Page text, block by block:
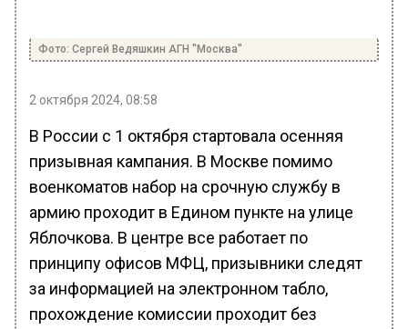
Фото: Сергей Ведяшкин АГН "Москва"
2 октября 2024, 08:58
В России с 1 октября стартовала осенняя
призывная кампания. В Москве помимо
военкоматов набор на срочную службу в
армию проходит в Едином пункте на улице
Яблочкова. В центре все работает по
принципу офисов МФЦ, призывники следят
за информацией на электронном табло,
прохождение комиссии проходит без